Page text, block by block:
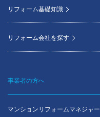
リフォーム基礎知識
リフォーム会社を探す
事業者の方へ
マンションリフォームマネジャー